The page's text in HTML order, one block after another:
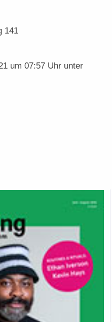
141
um 07:57 Uhr unter